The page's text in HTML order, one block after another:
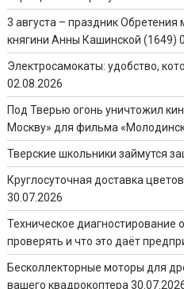
3 августа – праздник
княгини Анны Кашинской (1649)
Электросамокаты: удобство,
02.08.2026
Под Тверью огонь уничтожил
Москву» для фильма
Тверские школьники займутся
Круглосуточная доставка
30.07.2026
Техническое диагностирование
проверять и что это даёт
Бесколлекторные моторы для
вашего квадрокоптера